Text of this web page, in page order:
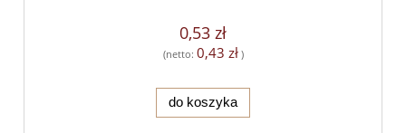
0,53 zł
(netto: 0,43 zł)
do koszyka